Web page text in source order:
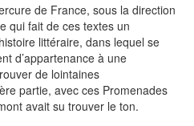
de France, sous la direction
qui fait de ces textes un
littéraire, dans lequel se
d’appartenance à une
de lointaines
partie, avec ces Promenades
avait su trouver le ton.